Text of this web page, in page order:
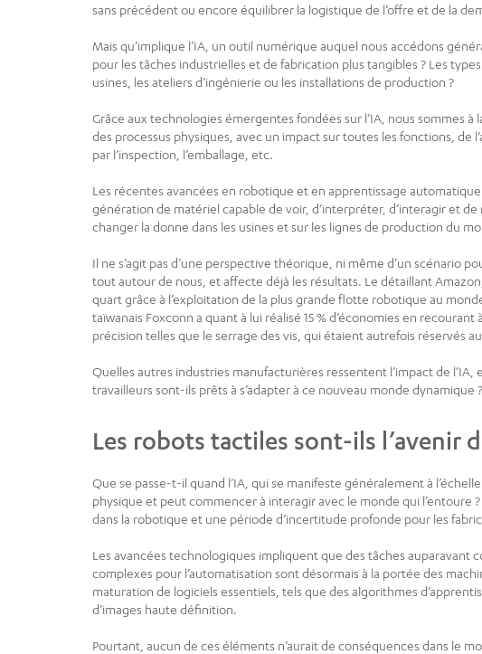
sans précédent ou encore équilibrer la logistique de l’offre et de la
Mais qu’implique l’IA, un outil numérique auquel nous accédons
pour les tâches industrielles et de fabrication plus tangibles ? Les
usines, les ateliers d’ingénierie ou les installations de production ?
Grâce aux technologies émergentes fondées sur l’IA, nous sommes à
des processus physiques, avec un impact sur toutes les fonctions, de
par l’inspection, l’emballage, etc.
Les récentes avancées en robotique et en apprentissage
génération de matériel capable de voir, d’interpréter, d’interagir et
changer la donne dans les usines et sur les lignes de production du
Il ne s’agit pas d’une perspective théorique, ni même d’un scénario
tout autour de nous, et affecte déjà les résultats. Le détaillant
quart grâce à l’exploitation de la plus grande flotte robotique au
taïwanais Foxconn a quant à lui réalisé 15 % d’économies en
précision telles que le serrage des vis, qui étaient autrefois réservés
Quelles autres industries manufacturières ressentent l’impact de l’IA,
travailleurs sont-ils prêts à s’adapter à ce nouveau monde dynamique ?
Les robots tactiles sont-ils l’avenir
Que se passe-t-il quand l’IA, qui se manifeste généralement à
physique et peut commencer à interagir avec le monde qui l’entoure
dans la robotique et une période d’incertitude profonde pour les
Les avancées technologiques impliquent que des tâches auparavant
complexes pour l’automatisation sont désormais à la portée des
maturation de logiciels essentiels, tels que des algorithmes
d’images haute définition.
Pourtant, aucun de ces éléments n’aurait de conséquences dans le